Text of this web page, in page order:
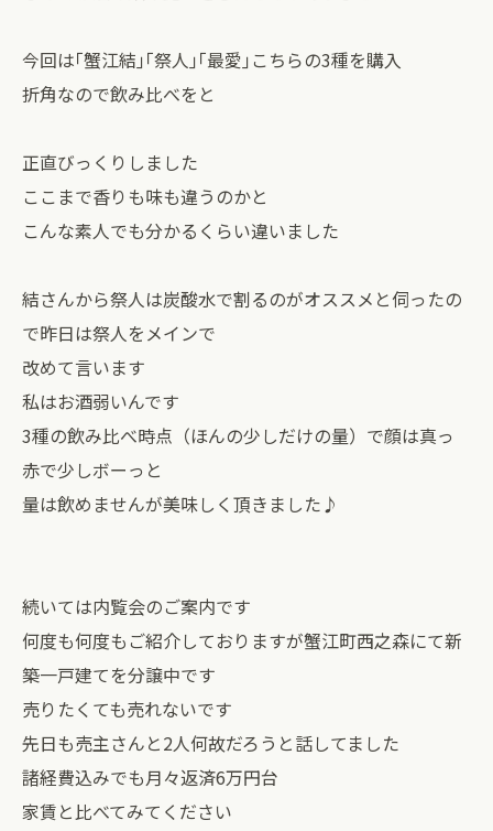
今回は｢蟹江結｣｢祭人｣｢最愛｣こちらの3種を購入
折角なので飲み比べをと
正直びっくりしました
ここまで香りも味も違うのかと
こんな素人でも分かるくらい違いました
結さんから祭人は炭酸水で割るのがオススメと伺ったの
で昨日は祭人をメインで
改めて言います
私はお酒弱いんです
3種の飲み比べ時点（ほんの少しだけの量）で顔は真っ
赤で少しボーっと
量は飲めませんが美味しく頂きました♪
続いては内覧会のご案内です
何度も何度もご紹介しておりますが蟹江町西之森にて新
築一戸建てを分譲中です
売りたくても売れないです
先日も売主さんと2人何故だろうと話してました
諸経費込みでも月々返済6万円台
家賃と比べてみてください